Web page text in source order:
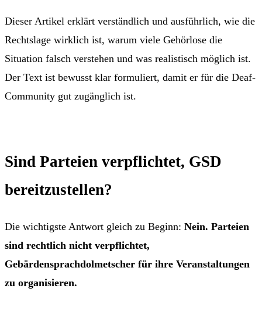
Dieser Artikel erklärt verständlich und ausführlich, wie die
Rechtslage wirklich ist, warum viele Gehörlose die
Situation falsch verstehen und was realistisch möglich ist.
Der Text ist bewusst klar formuliert, damit er für die Deaf-
Community gut zugänglich ist.
Sind Parteien verpflichtet, GSD
bereitzustellen?
Die wichtigste Antwort gleich zu Beginn: Nein. Parteien
sind rechtlich nicht verpflichtet,
Gebärdensprachdolmetscher für ihre Veranstaltungen
zu organisieren.